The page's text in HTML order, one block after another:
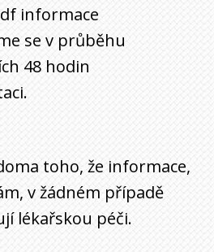
informace
se v průběhu
48 hodin
toho, že informace,
v žádném případě
lékařskou péči.